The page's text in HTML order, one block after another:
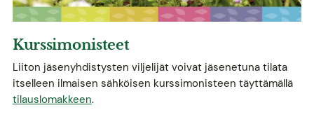
Kurssimonisteet
Liiton jäsenyhdistysten viljelijät voivat jäsenetuna tilata
itselleen ilmaisen sähköisen kurssimonisteen täyttämällä
tilauslomakkeen.